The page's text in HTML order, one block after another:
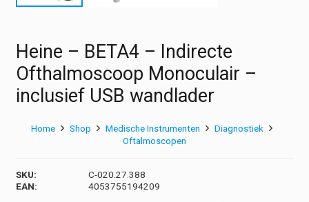
Heine – BETA4 – Indirecte
Ofthalmoscoop Monoculair –
inclusief USB wandlader
Home Shop Medische Instrumenten
Diagnostiek
Oftalmoscopen
SKU:
C-020.27.388
EAN:
4053755194209